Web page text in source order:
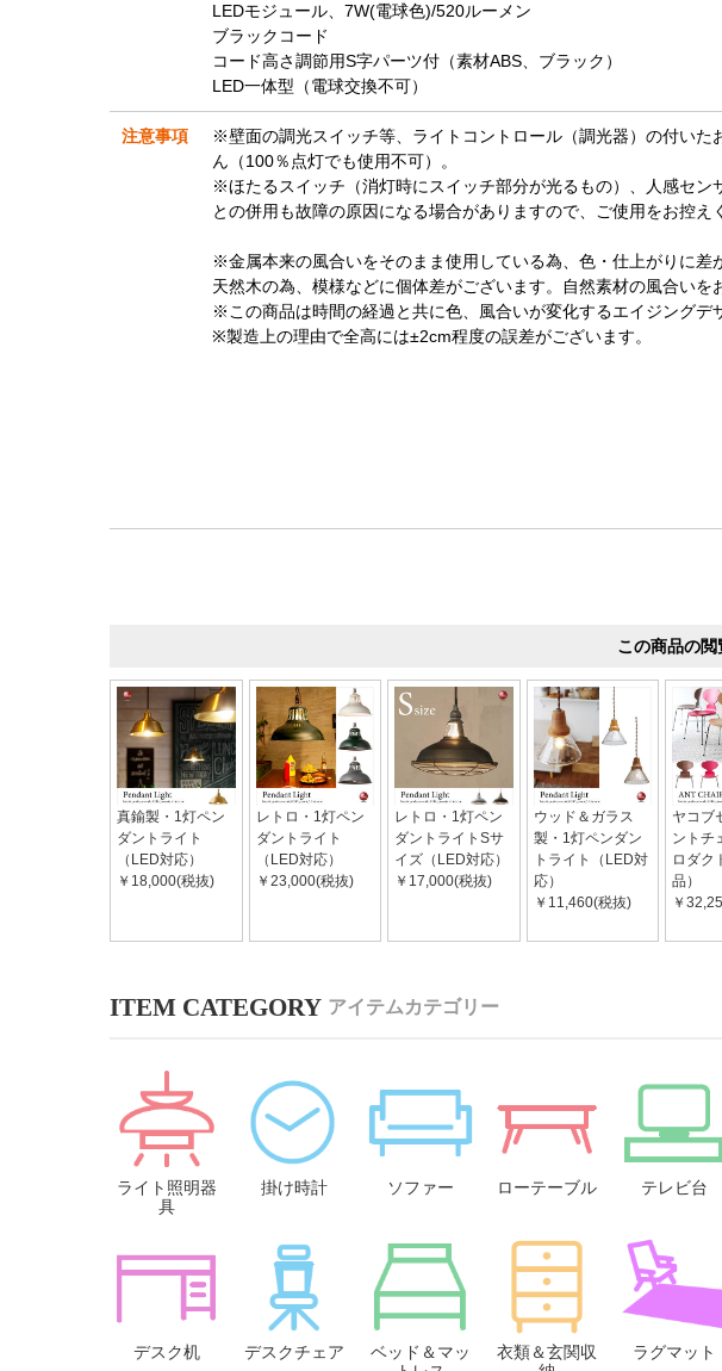
LEDモジュール、7W(電球色)/520ルーメン
ブラックコード
コード高さ調節用S字パーツ付（素材ABS、ブラック）
LED一体型（電球交換不可）
注意事項
※壁面の調光スイッチ等、ライトコントロール（調光器）の付いた
ん（100％点灯でも使用不可）。
※ほたるスイッチ（消灯時にスイッチ部分が光るもの）、人感セン
との併用も故障の原因になる場合がありますので、ご使用をお控え
※金属本来の風合いをそのまま使用している為、色・仕上がりに差
天然木の為、模様などに個体差がございます。自然素材の風合いを
※この商品は時間の経過と共に色、風合いが変化するエイジングデ
※製造上の理由で全高には±2cm程度の誤差がございます。
この商品の
真鍮製・1灯ペン
ダントライト
（LED対応）
￥18,000(税抜)
レトロ・1灯ペン
ダントライト
（LED対応）
￥23,000(税抜)
レトロ・1灯ペン
ダントライトSサ
イズ（LED対応）
￥17,000(税抜)
ウッド＆ガラス
製・1灯ペンダン
トライト（LED対
応）
￥11,460(税抜)
ヤコブ
ントチ
ロダク
品）
￥
アイテムカテゴリー
ライト照明器
具
掛け時計 ソファー ローテーブル テレビ台
デスク机 デスクチェア
ベッド＆マッ
衣類＆玄関収
ラグマット